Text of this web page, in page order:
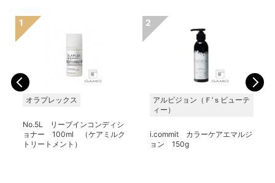
オラプレックス
No.5L リーブインコンディシ
ョナー 100ml （ケアミルク
トリートメント）
アルピジョン（Ｆ’ｓビューテ
ィー）
i.commit カラーケアエマルジ
ョン 150g